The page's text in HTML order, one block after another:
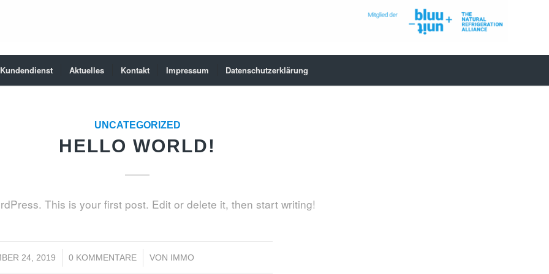
Kundendienst Aktuelles Kontakt Impressum Datenschutzerklärung
UNCATEGORIZED
HELLO WORLD!
This is your first post. Edit or delete it, then start writing!
24, 2019
/ 0 KOMMENTARE
/ VON IMMO